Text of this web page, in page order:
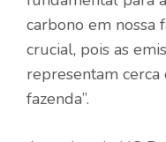
carbono em nossa
crucial, pois as
representam
fazenda”.